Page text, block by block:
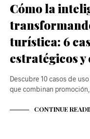
Cómo la
turística: 6
estratégicos
Descubre 10 casos de
que combinan
CONTINUE